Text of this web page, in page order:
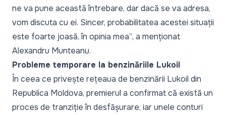
ne va pune această întrebare, dar dacă se va adresa,
vom discuta cu ei. Sincer, probabilitatea acestei situații
este foarte joasă, în opinia mea”, a menționat
Alexandru Munteanu.
Probleme temporare la benzinăriile Lukoil
În ceea ce privește rețeaua de benzinării Lukoil din
Republica Moldova, premierul a confirmat că există un
proces de tranziție în desfășurare, iar unele conturi